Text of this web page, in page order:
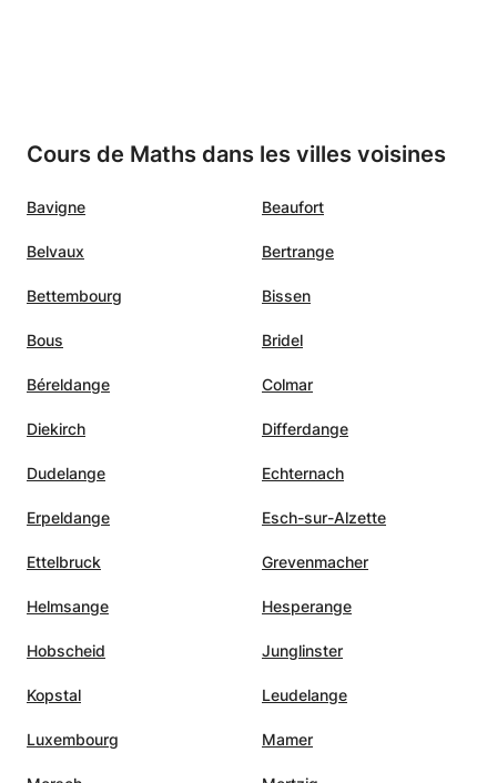
Cours de Maths dans les villes voisines
Bavigne Beaufort
Belvaux Bertrange
Bettembourg Bissen
Bous Bridel
Béreldange Colmar
Diekirch Differdange
Dudelange Echternach
Erpeldange Esch-sur-Alzette
Ettelbruck Grevenmacher
Helmsange Hesperange
Hobscheid Junglinster
Kopstal Leudelange
Luxembourg Mamer